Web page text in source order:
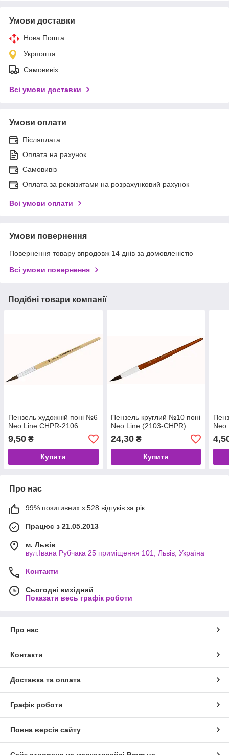
Умови доставки
Нова Пошта
Укрпошта
Самовивіз
Всі умови доставки
Умови оплати
Післяплата
Оплата на рахунок
Самовивіз
Оплата за реквізитами на розрахунковий рахунок
Всі умови оплати
Умови повернення
Повернення товару впродовж 14 днів за домовленістю
Всі умови повернення
Подібні товари компанії
Пензель художній поні №6
Neo Line CHPR-2106
9,50 ₴
Купити
Пензель круглий №10 поні
Neo Line (2103-CHPR)
24,30₴
Купити
Neo
Про нас
99% позитивних з 528 відгуків за рік
Працює з 21.05.2013
м. Львів
вул.Івана Рубчака 25 приміщення 101, Львів, Україна
Контакти
Сьогодні вихідний
Показати весь графік роботи
Про нас
Контакти
Доставка та оплата
Графік роботи
Повна версія сайту